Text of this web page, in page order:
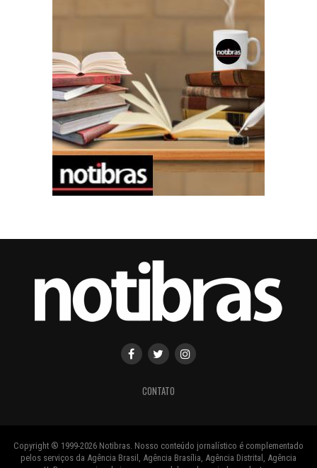
CONTATO
Copyright ® 1999-2026 Notibras. Nosso conteúdo jornalístico é complementado
pelos serviços da Agência Brasil, Agência Brasília, Agência Distrital, Agência